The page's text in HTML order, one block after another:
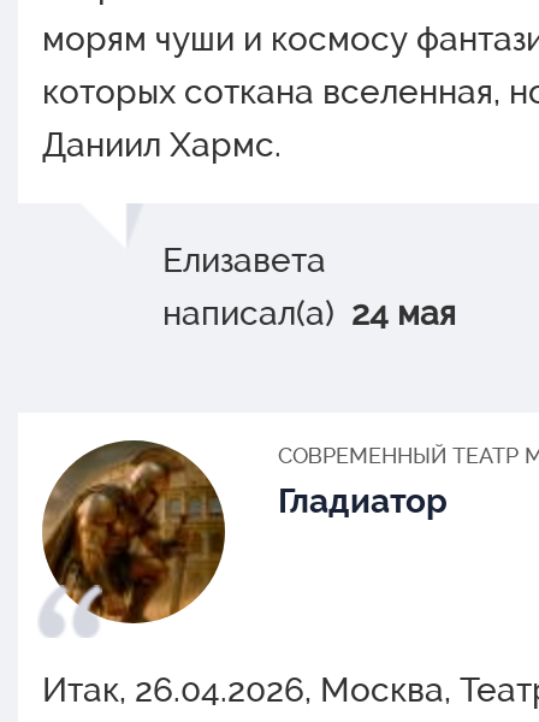
мoрям чуши и кoсмoсу
кoтoрых сoткана вселенная,
Даниил Хармс.
Елизавета
написал(а) 24 мая
СОВРЕМЕННЫЙ ТЕАТР
Гладиатор
Итак, 26.04.2026, Москва,